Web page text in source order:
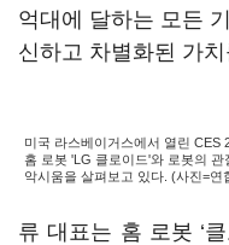
억대에 달하는 모든
신하고 차별화된 가
미국 라스베이거스에서 열린 CES
홈 로봇 'LG 클로이드'와 로봇의
악시움을 살펴보고 있다. (사진=연
류 대표는 홈 로봇 ‘